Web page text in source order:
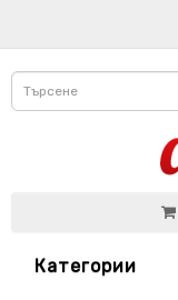
Категории